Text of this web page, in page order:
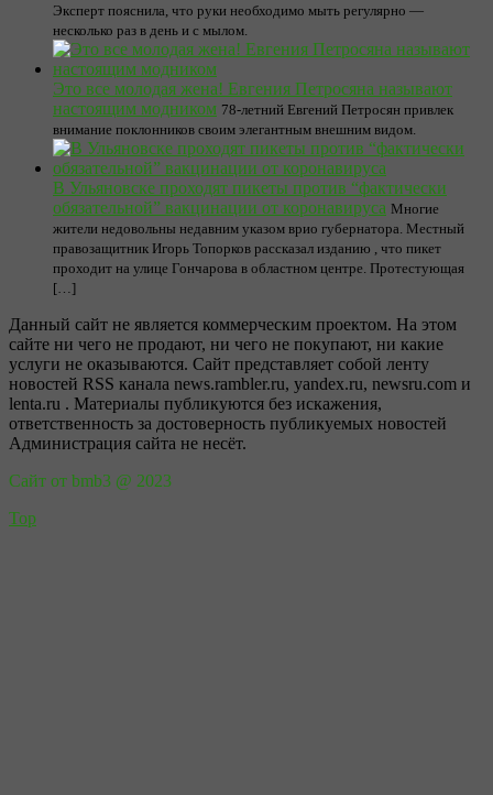
Эксперт пояснила, что руки необходимо мыть регулярно —
несколько раз в день и с мылом.
Это все молодая жена! Евгения Петросяна называют
настоящим модником 78-летний Евгений Петросян привлек
внимание поклонников своим элегантным внешним видом.
В Ульяновске проходят пикеты против “фактически
обязательной” вакцинации от коронавируса Многие
жители недовольны недавним указом врио губернатора. Местный
правозащитник Игорь Топорков рассказал изданию , что пикет
проходит на улице Гончарова в областном центре. Протестующая
[…]
Данный сайт не является коммерческим проектом. На этом
сайте ни чего не продают, ни чего не покупают, ни какие
услуги не оказываются. Сайт представляет собой ленту
новостей RSS канала news.rambler.ru, yandex.ru, newsru.com и
lenta.ru . Материалы публикуются без искажения,
ответственность за достоверность публикуемых новостей
Администрация сайта не несёт.
Сайт от bmb3 @ 2023
Top